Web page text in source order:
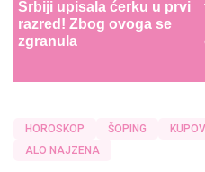
Srbiji upisala ćerku u prvi
razred! Zbog ovoga se
zgranula
HOROSKOP ŠOPING
ALO NAJZENA